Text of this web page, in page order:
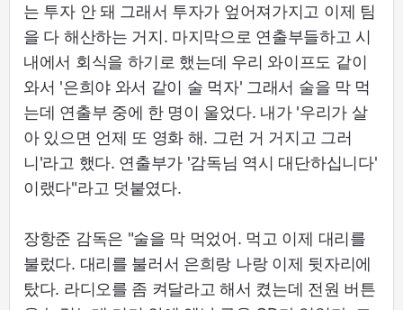
는 투자 안 돼 그래서 투자가 엎어져가지고 이제 팀
을 다 해산하는 거지. 마지막으로 연출부들하고 시
내에서 회식을 하기로 했는데 우리 와이프도 같이
와서 '은희야 와서 같이 술 먹자' 그래서 술을 막 먹
는데 연출부 중에 한 명이 울었다. 내가 '우리가 살
아 있으면 언제 또 영화 해. 그런 거 거지고 그러
니'라고 했다. 연출부가 '감독님 역시 대단하십니다'
이랬다"라고 덧붙였다.
장항준 감독은 "술을 막 먹었어. 먹고 이제 대리를
불렀다. 대리를 불러서 은희랑 나랑 이제 뒷자리에
탔다. 라디오를 좀 켜달라고 해서 켰는데 전원 버튼